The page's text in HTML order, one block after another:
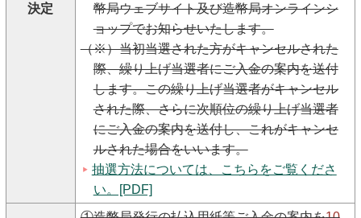
決定
幣局ウェブサイト及び造幣局オンラインシ
ョップでお知らせいたします。
（※）当初当選された方がキャンセルされた
際、繰り上げ当選者にご入金の案内を送付
します。この繰り上げ当選者がキャンセル
された際、さらに次順位の繰り上げ当選者
にご入金の案内を送付し、これがキャンセ
ルされた場合をいいます。
抽選方法については、こちらをご覧くださ
い。[PDF]